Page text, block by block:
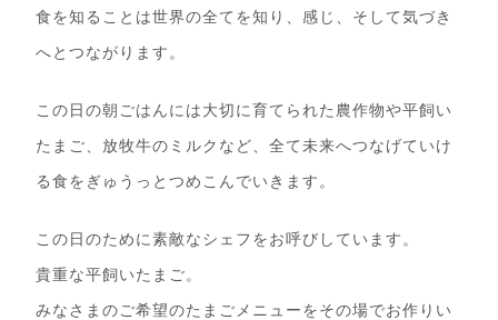
食を知ることは世界の全てを知り、感じ、そして気づき
へとつながります。
この日の朝ごはんには大切に育てられた農作物や平飼い
たまご、放牧牛のミルクなど、全て未来へつなげていけ
る食をぎゅうっとつめこんでいきます。
この日のために素敵なシェフをお呼びしています。
貴重な平飼いたまご。
みなさまのご希望のたまごメニューをその場でお作りい